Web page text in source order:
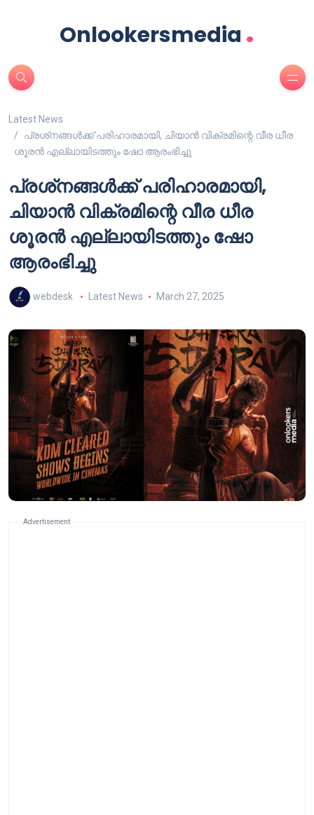
Onlookersmedia .
Latest News
പ്രശ്‍നങ്ങൾക്ക് പരിഹാരമായി, ചിയാൻ വിക്രമിന്റെ വീര ധീര
ശൂരൻ എല്ലായിടത്തും ഷോ ആരംഭിച്ചു
പ്രശ്‍നങ്ങൾക്ക് പരിഹാരമായി,
ചിയാൻ വിക്രമിന്റെ വീര ധീര
ശൂരൻ എല്ലായിടത്തും ഷോ
ആരംഭിച്ചു
webdesk Latest News March 27, 2025
Advertisement